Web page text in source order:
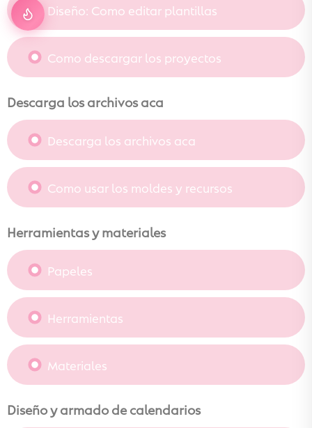
Diseño: Como editar plantillas
Como descargar los proyectos
Descarga los archivos aca
Descarga los archivos aca
Como usar los moldes y recursos
Herramientas y materiales
Papeles
Herramientas
Materiales
Diseño y armado de calendarios